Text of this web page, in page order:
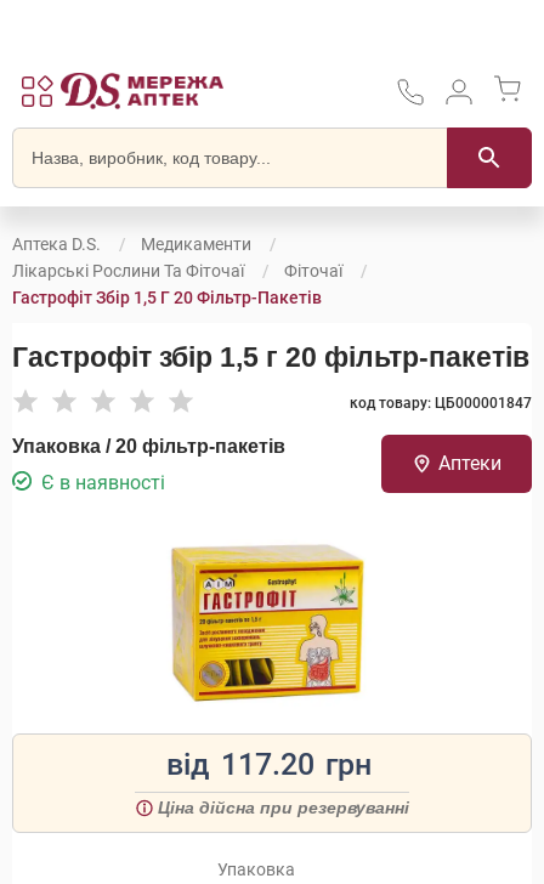
Аптека D.S.
Медикаменти
Лікарські Рослини Та Фіточаї
Фіточаї
Гастрофіт Збір 1,5 Г 20 Фільтр-Пакетів
Гастрофіт збір 1,5 г 20 фільтр-пакетів
код товару: ЦБ000001847
Упаковка / 20 фільтр-пакетів
Є в наявності
Аптеки
від 117.20 грн
Ціна дійсна при резервуванні
Упаковка